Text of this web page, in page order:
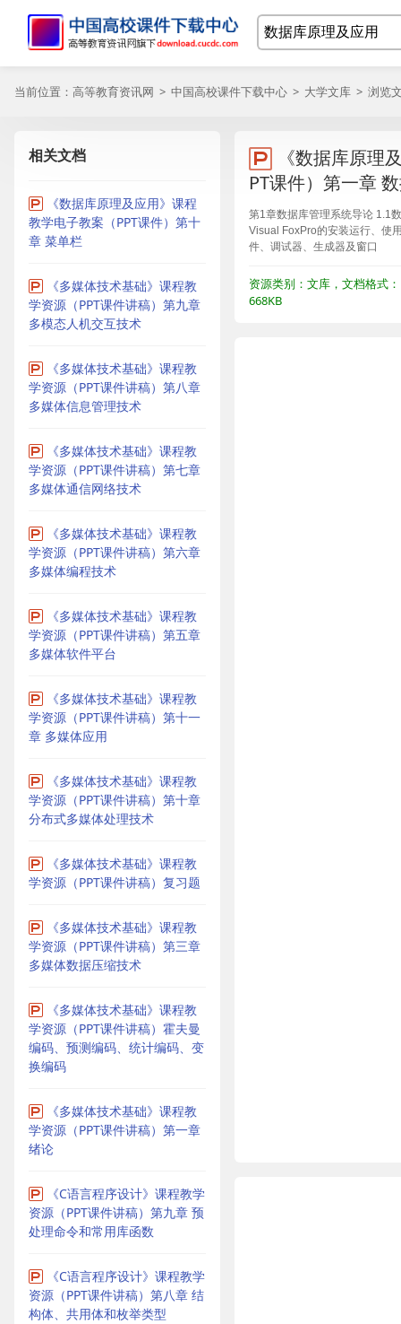
当前位置： 高等教育资讯网 > 中国高校课件下载中心 > 大学文库 > 浏览
相关文档
《数据库原理及应用》课程
教学电子教案（PPT课件）第十
章 菜单栏
《多媒体技术基础》课程教
学资源（PPT课件讲稿）第九章
多模态人机交互技术
《多媒体技术基础》课程教
学资源（PPT课件讲稿）第八章
多媒体信息管理技术
《多媒体技术基础》课程教
学资源（PPT课件讲稿）第七章
多媒体通信网络技术
《多媒体技术基础》课程教
学资源（PPT课件讲稿）第六章
多媒体编程技术
《多媒体技术基础》课程教
学资源（PPT课件讲稿）第五章
多媒体软件平台
《多媒体技术基础》课程教
学资源（PPT课件讲稿）第十一
章 多媒体应用
《多媒体技术基础》课程教
学资源（PPT课件讲稿）第十章
分布式多媒体处理技术
《多媒体技术基础》课程教
学资源（PPT课件讲稿）复习题
《多媒体技术基础》课程教
学资源（PPT课件讲稿）第三章
多媒体数据压缩技术
《多媒体技术基础》课程教
学资源（PPT课件讲稿）霍夫曼
编码、预测编码、统计编码、变
换编码
《多媒体技术基础》课程教
学资源（PPT课件讲稿）第一章
绪论
《C语言程序设计》课程教学
资源（PPT课件讲稿）第九章 预
处理命令和常用库函数
《C语言程序设计》课程教学
资源（PPT课件讲稿）第八章 结
构体、共用体和枚举类型
《数据库原理
PT课件）第一章
第1章数据库管理系统导论 1.1
Visual FoxPro的安装运行、使
件、调试器、生成器及窗口
资源类别：文库，文档格式
668KB